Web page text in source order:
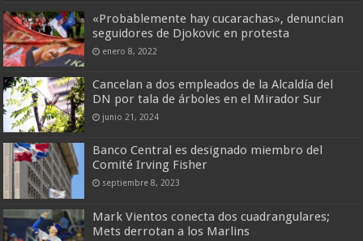
«Probablemente hay cucarachas», denuncian
seguidores de Djokovic en protesta
enero 8, 2022
Cancelan a dos empleados de la Alcaldía del
DN por tala de árboles en el Mirador Sur
junio 21, 2024
Banco Central es designado miembro del
Comité Irving Fisher
septiembre 8, 2023
Mark Vientos conecta dos cuadrangulares;
Mets derrotan a los Marlins